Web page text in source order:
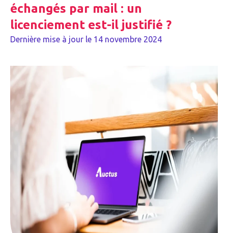
échangés par mail : un
licenciement est-il justifié ?
Dernière mise à jour le 14 novembre 2024